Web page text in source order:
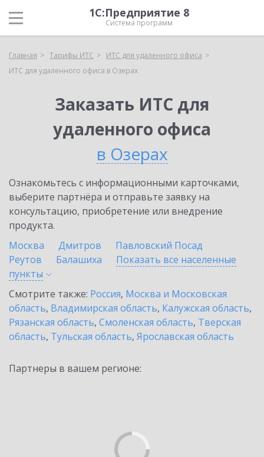
1С:Предприятие 8
Система программ
Главная Тарифы ИТС
ИТС для удаленного офиса
ИТС для удаленного офиса в Озерах
Заказать ИТС для
удаленного офиса
в Озерах
Ознакомьтесь с информационными карточками,
выберите партнёра и отправьте заявку на
консультацию, приобретение или внедрение
продукта.
Москва
Дмитров
Павловский Посад
Реутов
Балашиха
Показать все населенные
пункты
Смотрите также: Россия, Москва и Московская
область, Владимирская область, Калужская область,
Рязанская область, Смоленская область, Тверская
область, Тульская область, Ярославская область
Партнеры в вашем регионе: